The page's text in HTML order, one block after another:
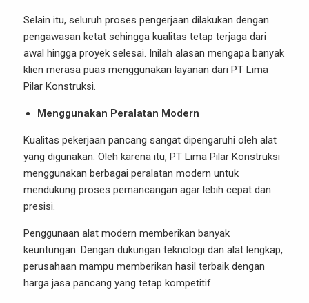
Selain itu, seluruh proses pengerjaan dilakukan dengan
pengawasan ketat sehingga kualitas tetap terjaga dari
awal hingga proyek selesai. Inilah alasan mengapa banyak
klien merasa puas menggunakan layanan dari PT Lima
Pilar Konstruksi.
Menggunakan Peralatan Modern
Kualitas pekerjaan pancang sangat dipengaruhi oleh alat
yang digunakan. Oleh karena itu, PT Lima Pilar Konstruksi
menggunakan berbagai peralatan modern untuk
mendukung proses pemancangan agar lebih cepat dan
presisi.
Penggunaan alat modern memberikan banyak
keuntungan. Dengan dukungan teknologi dan alat lengkap,
perusahaan mampu memberikan hasil terbaik dengan
harga jasa pancang yang tetap kompetitif.